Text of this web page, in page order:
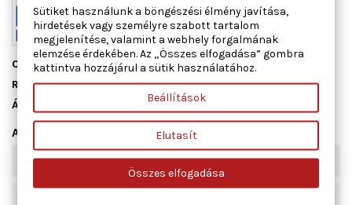
Cikkszám01073300
Raktáron6 db
Állapot
Adatlap
Szélesség [mm] 46
Sütiket használunk a böngészési élmény javítása,
hirdetések vagy személyre szabott tartalom
megjelenítése, valamint a webhely forgalmának
elemzése érdekében. Az „Összes elfogadása” gombra
kattintva hozzájárul a sütik használatához.
Beállítások
Elutasít
Összes elfogadása